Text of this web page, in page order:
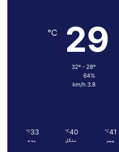
29
℃
64%
3.8 km/h
41
℃
پیر
40
℃
منگل
33
℃
بدھ